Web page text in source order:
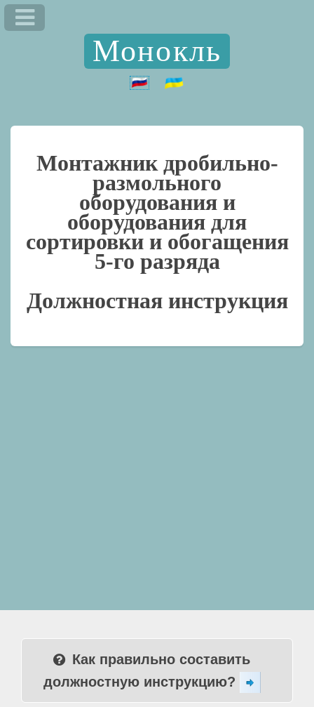
Монокль
Монтажник дробильно-
размольного
оборудования и
оборудования для
сортировки и обогащения
5-го разряда
Должностная инструкция
Как правильно составить
должностную инструкцию?